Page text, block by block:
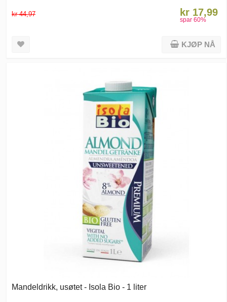
kr 44,97 kr 17,99
spar 60%
KJØP NÅ
Mandeldrikk, usøtet - Isola Bio - 1 liter